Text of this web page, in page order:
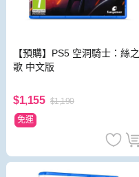
【預購】PS5 空洞騎士：絲之
歌 中文版
$1,155 $1,190
免運